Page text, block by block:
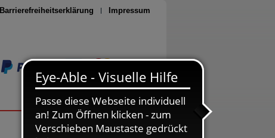
Barrierefreiheitserklärung Impressum
Seite drucken
0800-10 11 422